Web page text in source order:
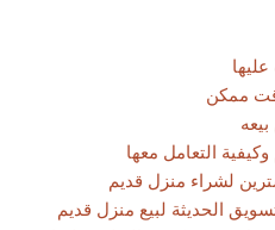
ممكن
التعامل معها
لشراء منزل قديم
الحديثة لبيع منزل قديم